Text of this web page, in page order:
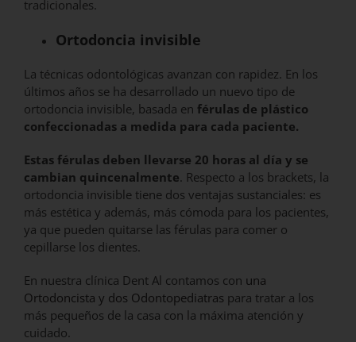
tradicionales.
Ortodoncia invisible
La técnicas odontológicas avanzan con rapidez. En los
últimos años se ha desarrollado un nuevo tipo de
ortodoncia invisible, basada en férulas de plástico
confeccionadas a medida para cada paciente.
Estas férulas deben llevarse 20 horas al día y se
cambian quincenalmente. Respecto a los brackets, la
ortodoncia invisible tiene dos ventajas sustanciales: es
más estética y además, más cómoda para los pacientes,
ya que pueden quitarse las férulas para comer o
cepillarse los dientes.
En nuestra clínica Dent Al contamos con una
Ortodoncista y dos Odontopediatras para tratar a los
más pequeños de la casa con la máxima atención y
cuidado.